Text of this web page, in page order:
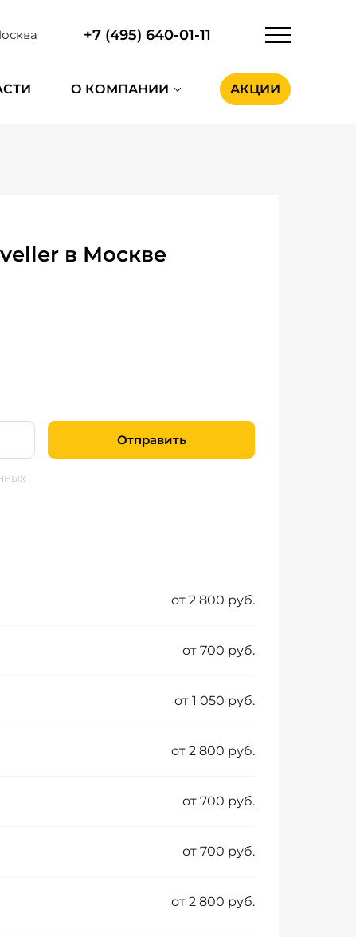
+7 (495) 640-01-11
О КОМПАНИИ АКЦИИ
в Москве
Отправить
от 2 800 руб.
от 700 руб.
от 1 050 руб.
от 2 800 руб.
от 700 руб.
от 700 руб.
от 2 800 руб.